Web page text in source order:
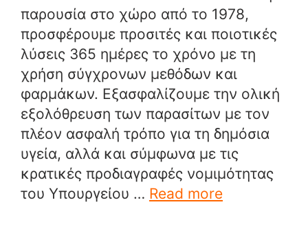
παρουσία στο χώρο από το 1978,
προσφέρουμε προσιτές και ποιοτικές
λύσεις 365 ημέρες το χρόνο με τη
χρήση σύγχρονων μεθόδων και
φαρμάκων. Εξασφαλίζουμε την ολική
εξολόθρευση των παρασίτων με τον
πλέον ασφαλή τρόπο για τη δημόσια
υγεία, αλλά και σύμφωνα με τις
κρατικές προδιαγραφές νομιμότητας
του Υπουργείου … Read more